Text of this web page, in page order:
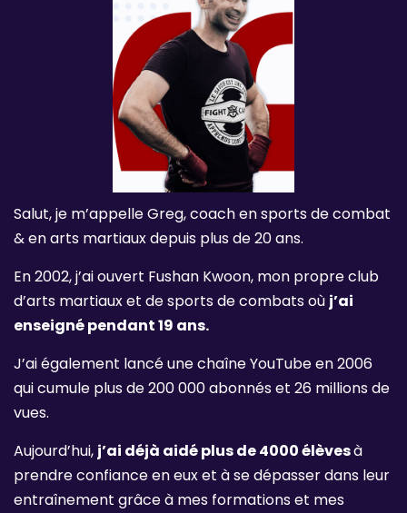
Salut, je m’appelle Greg, coach en sports de combat
& en arts martiaux depuis plus de 20 ans.
En 2002, j’ai ouvert Fushan Kwoon, mon propre club
d’arts martiaux et de sports de combats où j’ai
enseigné pendant 19 ans.
J’ai également lancé une chaîne YouTube en 2006
qui cumule plus de 200 000 abonnés et 26 millions de
vues.
Aujourd’hui, j’ai déjà aidé plus de 4000 élèvesà
prendre confiance en eux et à se dépasser dans leur
entraînement grâce à mes formations et mes